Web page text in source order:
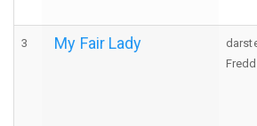
3 My Fair Lady